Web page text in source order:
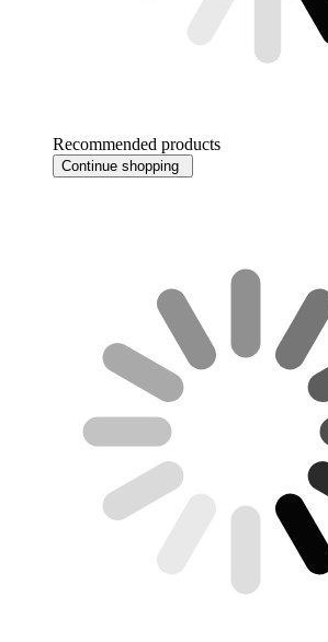
Recommended products
Continue shopping